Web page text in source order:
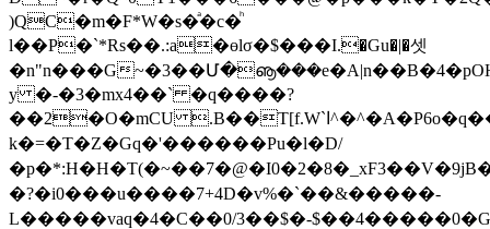
)QC�m�F*W�s�ͣ�c�ͪ
l��P�`*Rs��.:a�ɵlσ�$���I.�Gu�|�셋
�n"n���G
y �-�3�mx4��` �q����?
��2�O�mCU .B��T[f.W`ا^�^�A�P6o�q���B���X�ʥ��;�
k�=�T�Z�Gq�'������Pu�l�D/
�?�i0���u����7+4D�v%�`��&�� ���-
L�����vaq�4�C��0/3��$�-